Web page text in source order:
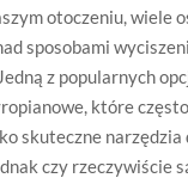
otoczeniu, wiele
sposobami
z popularnych
które
skuteczne narzędzia
czy rzeczywiście